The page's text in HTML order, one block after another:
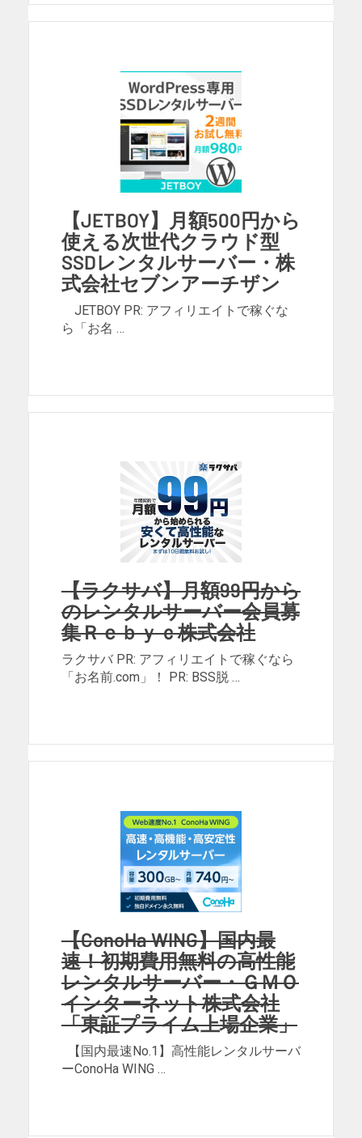
【JETBOY】月額500円から
使える次世代クラウド型
SSDレンタルサーバー・株
式会社セブンアーチザン
JETBOY PR: アフィリエイトで稼ぐな
ら「お名 …
【ラクサバ】月額99円から
のレンタルサーバー会員募
集Ｒｅｂｙｃ株式会社
ラクサバ PR: アフィリエイトで稼ぐなら
「お名前.com」！ PR: BSS脱 …
【ConoHa WING】国内最
速！初期費用無料の高性能
レンタルサーバー・ＧＭＯ
インターネット株式会社
「東証プライム上場企業」
【国内最速No.1】高性能レンタルサーバ
ーConoHa WING …